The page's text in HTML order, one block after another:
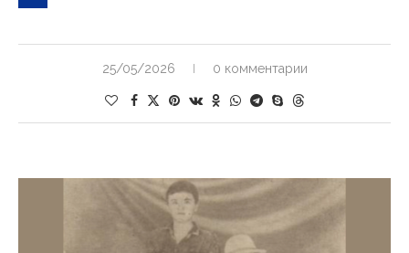
25/05/2026 0 комментарии